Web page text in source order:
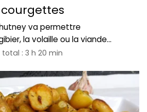
va permettre
la volaille ou la viande...
: 3 h 20 min